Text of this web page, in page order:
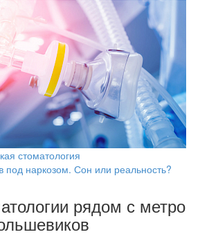
стоматология
под наркозом. Сон или реальность?
рядом с метро